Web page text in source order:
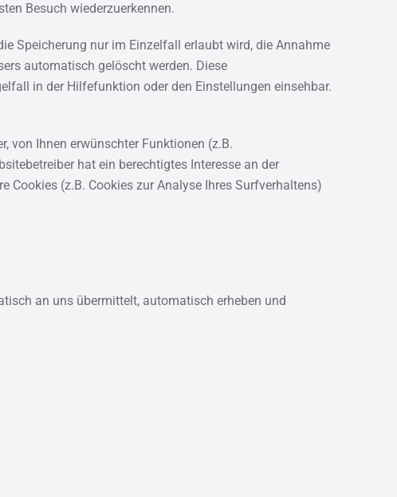
Besuch wiederzuerkennen.
Speicherung nur im Einzelfall erlaubt wird, die Annahme
automatisch gelöscht werden. Diese
in der Hilfefunktion oder den Einstellungen einsehbar.
von Ihnen erwünschter Funktionen (z.B.
hat ein berechtigtes Interesse an der
Cookies (z.B. Cookies zur Analyse Ihres Surfverhaltens)
an uns übermittelt, automatisch erheben und